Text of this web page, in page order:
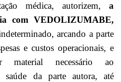
médica, autorizem, a
com VEDOLIZUMABE,
arcando a parte
e custos operacionais, e
necessário ao
saúde da parte autora, até